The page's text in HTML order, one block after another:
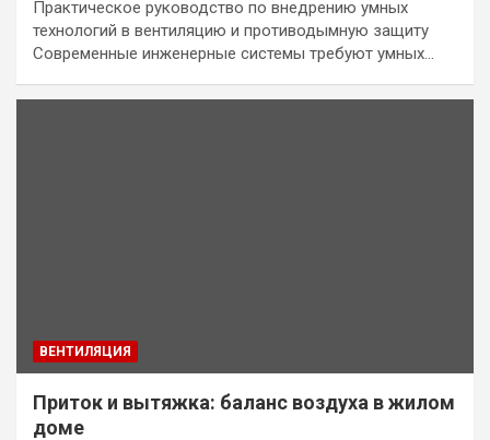
Практическое руководство по внедрению умных
технологий в вентиляцию и противодымную защиту
Современные инженерные системы требуют умных…
ВЕНТИЛЯЦИЯ
Приток и вытяжка: баланс воздуха в жилом
доме